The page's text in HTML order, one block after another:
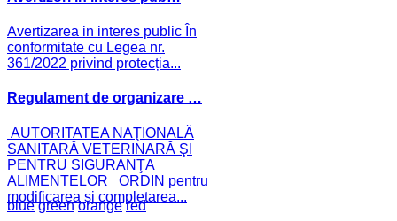
Avertizarea in interes public În
conformitate cu Legea nr.
361/2022 privind protecția...
Regulament de organizare …
AUTORITATEA NAŢIONALĂ
SANITARĂ VETERINARĂ ŞI
PENTRU SIGURANŢA
ALIMENTELOR ORDIN pentru
modificarea și completarea...
blue green orange red